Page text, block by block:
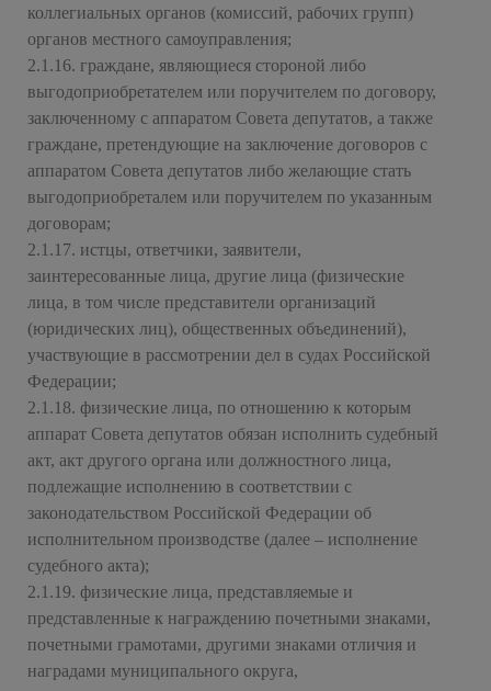
коллегиальных органов (комиссий, рабочих групп)
органов местного самоуправления;
2.1.16. граждане, являющиеся стороной либо
выгодоприобретателем или поручителем по договору,
заключенному с аппаратом Совета депутатов, а также
граждане, претендующие на заключение договоров с
аппаратом Совета депутатов либо желающие стать
выгодоприобреталем или поручителем по указанным
договорам;
2.1.17. истцы, ответчики, заявители,
заинтересованные лица, другие лица (физические
лица, в том числе представители организаций
(юридических лиц), общественных объединений),
участвующие в рассмотрении дел в судах Российской
Федерации;
2.1.18. физические лица, по отношению к которым
аппарат Совета депутатов обязан исполнить судебный
акт, акт другого органа или должностного лица,
подлежащие исполнению в соответствии с
законодательством Российской Федерации об
исполнительном производстве (далее – исполнение
судебного акта);
2.1.19. физические лица, представляемые и
представленные к награждению почетными знаками,
почетными грамотами, другими знаками отличия и
наградами муниципального округа,